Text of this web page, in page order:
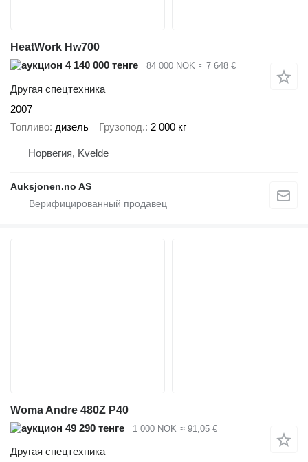
HeatWork Hw700
4 140 000 тенге
84 000 NOK ≈ 7 648 €
Другая спецтехника
2007
Топливо дизель Грузопод. 2 000 кг
Норвегия, Kvelde
Auksjonen.no AS
Woma Andre 480Z P40
49 290 тенге
1 000 NOK ≈ 91,05 €
Другая спецтехника